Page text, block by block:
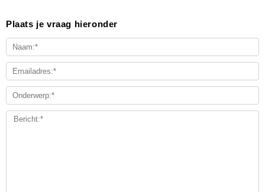
Plaats je vraag hieronder